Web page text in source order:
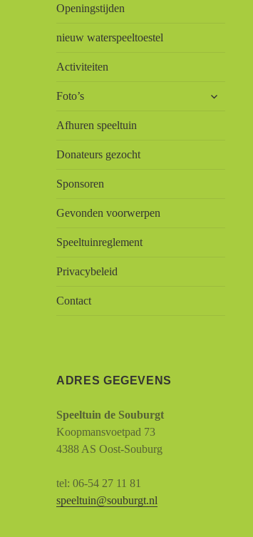
Openingstijden
nieuw waterspeeltoestel
Activiteiten
Foto’s
uitvouwen
Afhuren speeltuin
Donateurs gezocht
Sponsoren
Gevonden voorwerpen
Speeltuinreglement
Privacybeleid
Contact
ADRES GEGEVENS
Speeltuin de Souburgt
Koopmansvoetpad 73
4388 AS Oost-Souburg
tel: 06-54 27 11 81
speeltuin@souburgt.nl